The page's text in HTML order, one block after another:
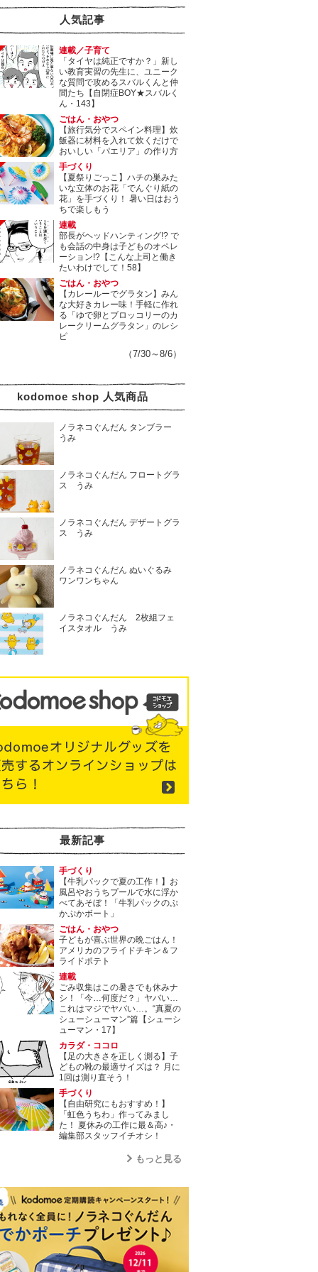
人気記事
連載／子育て
「タイヤは純正ですか？」新し
い教育実習の先生に、ユニーク
な質問で攻めるスバルくんと仲
間たち【自閉症BOY★スバルく
ん・143】
ごはん・おやつ
【旅行気分でスペイン料理】炊
飯器に材料を入れて炊くだけで
おいしい「パエリア」の作り方
手づくり
【夏祭りごっこ】ハチの巣みた
いな立体のお花「でんぐり紙の
花」を手づくり！ 暑い日はおう
ちで楽しもう
連載
部長がヘッドハンティング!? で
も会話の中身は子どものオペレ
ーション!?【こんな上司と働き
たいわけでして！58】
ごはん・おやつ
【カレールーでグラタン】みん
な大好きカレー味！手軽に作れ
る「ゆで卵とブロッコリーのカ
レークリームグラタン」のレシ
ピ
（7/30～8/6）
kodomoe shop 人気商品
ノラネコぐんだん タンブラー
うみ
ノラネコぐんだん フロートグラ
ス うみ
ノラネコぐんだん デザートグラ
ス うみ
ノラネコぐんだん ぬいぐるみ
ワンワンちゃん
ノラネコぐんだん 2枚組フェ
イスタオル うみ
最新記事
手づくり
【牛乳パックで夏の工作！】お
風呂やおうちプールで水に浮か
べてあそぼ！「牛乳パックのぷ
かぷかボート」
ごはん・おやつ
子どもが喜ぶ世界の晩ごはん！
アメリカのフライドチキン＆フ
ライドポテト
連載
ごみ収集はこの暑さでも休みナ
シ！「今…何度だ？」ヤバい…
これはマジでヤバい…。“真夏の
シューシューマン”篇【シューシ
ューマン・17】
カラダ・ココロ
【足の大きさを正しく測る】子
どもの靴の最適サイズは？ 月に
1回は測り直そう！
手づくり
【自由研究にもおすすめ！】
「虹色うちわ」作ってみまし
た！ 夏休みの工作に最＆高♪・
編集部スタッフイチオシ！
もっと見る